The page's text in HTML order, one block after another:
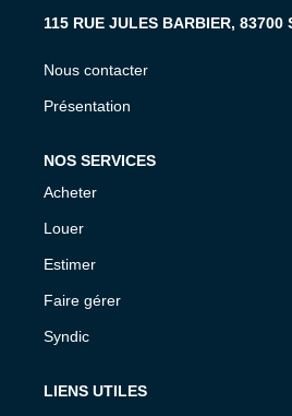
115 RUE JULES BARBIER, 83700
Nous contacter
Présentation
NOS SERVICES
Acheter
Louer
Estimer
Faire gérer
Syndic
LIENS UTILES